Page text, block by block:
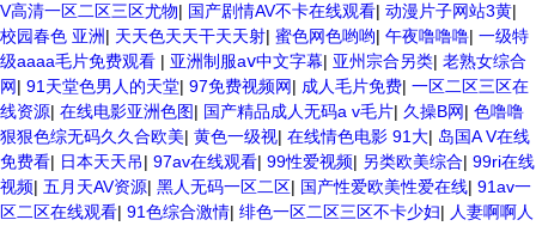
V高清一区二区三区尤物| 国产剧情AV不卡在线观看| 动漫片子网站3黄|
校园春色 亚洲| 天天色天天干天天射| 蜜色网色哟哟| 午夜噜噜噜| 一级特
级aaaa毛片免费观看 | 亚洲制服aⅴ中文字幕| 亚州宗合另类| 老熟女综合
网| 91天堂色男人的天堂| 97免费视频网| 成人毛片免费| 一区二区三区在
线资源| 在线电影亚洲色图| 国产精品成人无码a v毛片| 久操B网| 色噜噜
狠狠色综无码久久合欧美| 黄色一级视| 在线情色电影 91大| 岛国A V在线
免费看| 日本天天吊| 97av在线观看| 99性爱视频| 另类欧美综合| 99ri在线
视频| 五月天AV资源| 黑人无码一区二区| 国产性爱欧美性爱在线| 91av一
区二区在线观看| 91色综合激情| 绯色一区二区三区不卡少妇| 人妻啊啊人